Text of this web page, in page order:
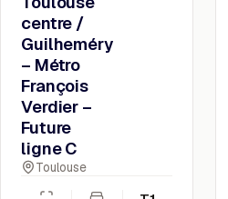
centre /
Guilheméry
– Métro
François
Verdier –
Future
ligne C
Toulouse